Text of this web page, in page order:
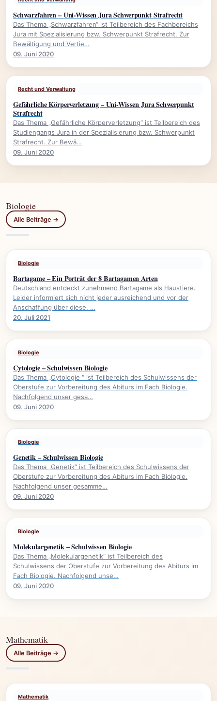
Schwarzfahren – Uni-Wissen Jura Schwerpunkt Strafrecht
Das Thema „Schwarzfahren“ ist Teilbereich des Fachbereichs
Jura mit Spezialisierung bzw. Schwerpunkt Strafrecht. Zur
Bewältigung und Vertie…
09. Juni 2020
Recht und Verwaltung
Gefährliche Körperverletzung – Uni-Wissen Jura Schwerpunkt
Strafrecht
Das Thema „Gefährliche Körperverletzung“ ist Teilbereich des
Studiengangs Jura in der Spezialisierung bzw. Schwerpunkt
Strafrecht. Zur Bewä…
09. Juni 2020
Biologie
Alle Beiträge →
Biologie
Bartagame – Ein Porträt der 8 Bartagamen Arten
Deutschland entdeckt zunehmend Bartagame als Haustiere.
Leider informiert sich nicht jeder ausreichend und vor der
Anschaffung über diese. …
20. Juli 2021
Biologie
Cytologie – Schulwissen Biologie
Das Thema „Cytologie “ ist Teilbereich des Schulwissens der
Oberstufe zur Vorbereitung des Abiturs im Fach Biologie.
Nachfolgend unser gesa…
09. Juni 2020
Biologie
Genetik – Schulwissen Biologie
Das Thema „Genetik“ ist Teilbereich des Schulwissens der
Oberstufe zur Vorbereitung des Abiturs im Fach Biologie.
Nachfolgend unser gesamme…
09. Juni 2020
Biologie
Molekulargenetik – Schulwissen Biologie
Das Thema „Molekulargenetik“ ist Teilbereich des
Schulwissens der Oberstufe zur Vorbereitung des Abiturs im
Fach Biologie. Nachfolgend unse…
09. Juni 2020
Mathematik
Alle Beiträge →
Mathematik